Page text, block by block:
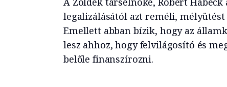
legalizálásától azt reméli, mélyütést
Emellett abban bízik, hogy az
lesz ahhoz, hogy felvilágosító és
belőle finanszírozni.